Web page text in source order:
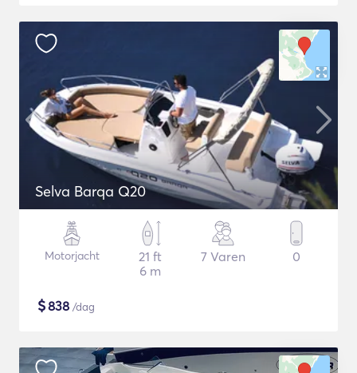
Selva Barqa Q20
Motorjacht
21 ft
6 m
7 Varen 0
$838 /dag